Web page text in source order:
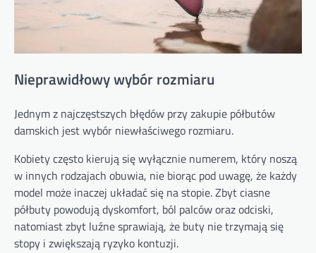
Nieprawidłowy wybór rozmiaru
Jednym z najczęstszych błędów przy zakupie półbutów
damskich jest wybór niewłaściwego rozmiaru.
Kobiety często kierują się wyłącznie numerem, który noszą
w innych rodzajach obuwia, nie biorąc pod uwagę, że każdy
model może inaczej układać się na stopie. Zbyt ciasne
półbuty powodują dyskomfort, ból palców oraz odciski,
natomiast zbyt luźne sprawiają, że buty nie trzymają się
stopy i zwiększają ryzyko kontuzji.